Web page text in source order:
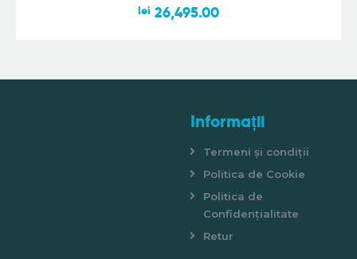
lei 26,495.00
Informații
Termeni și condiții
Politica de Cookie
Politica de
Confidențialitate
Retur